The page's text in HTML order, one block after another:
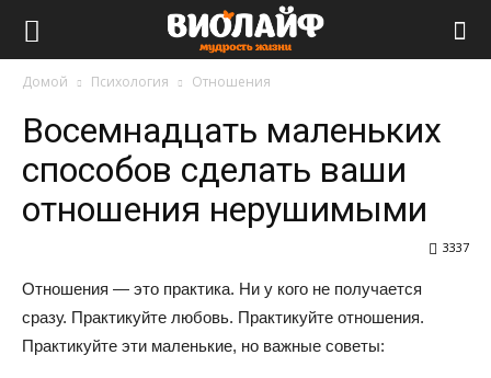
Домой Психология Отношения
Восемнадцать маленьких
способов сделать ваши
отношения нерушимыми
3337
Отношения — это практика. Ни у кого не получается
сразу. Практикуйте любовь. Практикуйте отношения.
Практикуйте эти маленькие, но важные советы: